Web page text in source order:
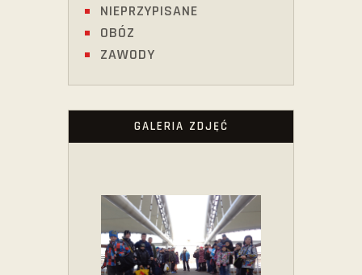
NIEPRZYPISANE
OBÓZ
ZAWODY
GALERIA ZDJĘĆ